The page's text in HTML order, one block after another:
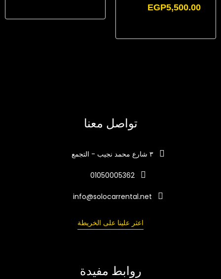
EGP5,500.00
تواصل معنا
٣ شارع محمد نجيب - التجمع
01050005362
info@solocarrental.net
اعثر علينا على الخريطة
روابط مفيدة